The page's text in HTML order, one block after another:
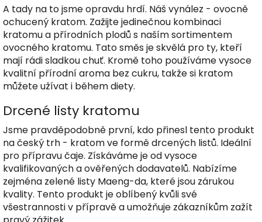
A tady na to jsme opravdu hrdí. Náš vynález - ovocně
ochucený kratom. Zažijte jedinečnou kombinaci
kratomu a přírodních plodů s naším sortimentem
ovocného kratomu. Tato směs je skvělá pro ty, kteří
mají rádi sladkou chuť. Kromě toho používáme vysoce
kvalitní přírodní aroma bez cukru, takže si kratom
můžete užívat i během diety.
Drcené listy kratomu
Jsme pravděpodobně první, kdo přinesl tento produkt
na český trh - kratom ve formě drcených listů. Ideální
pro přípravu čaje. Získáváme je od vysoce
kvalifikovaných a ověřených dodavatelů. Nabízíme
zejména zelené listy Maeng-da, které jsou zárukou
kvality. Tento produkt je oblíbený kvůli své
všestrannosti v přípravě a umožňuje zákazníkům zažít